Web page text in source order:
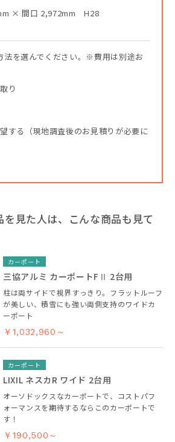
× 間口 2,972mm H28
法を選んでください。※費用は別途お
り
する（現地調査後のお見積りが必要に
を見た人は、こんな商品も見て
カーポート
三協アルミ カーポートFⅡ 2台用
柱は両サイドで視界すっきり。フラットルーフ
が美しい、積雪にも強い両側支持のワイドカ
ーポート
￥1,032,960～
カーポート
LIXIL ネスカR ワイド 2台用
オーソドックスなカーポートで、コストパフ
ォーマンスを期待するならこのカーポートで
す！
￥190,500～